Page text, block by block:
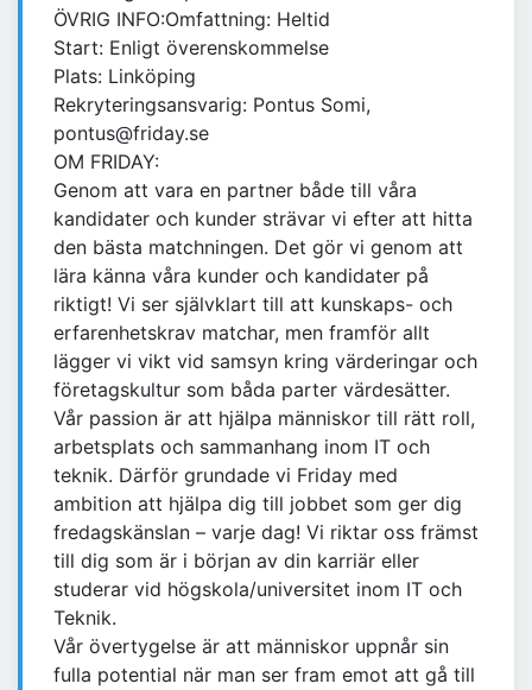
ÖVRIG INFO:Omfattning: Heltid
Start: Enligt överenskommelse
Plats: Linköping
Rekryteringsansvarig: Pontus Somi,
pontus@friday.se
OM FRIDAY:
Genom att vara en partner både till våra
kandidater och kunder strävar vi efter att hitta
den bästa matchningen. Det gör vi genom att
lära känna våra kunder och kandidater på
riktigt! Vi ser självklart till att kunskaps- och
erfarenhetskrav matchar, men framför allt
lägger vi vikt vid samsyn kring värderingar och
företagskultur som båda parter värdesätter.
Vår passion är att hjälpa människor till rätt roll,
arbetsplats och sammanhang inom IT och
teknik. Därför grundade vi Friday med
ambition att hjälpa dig till jobbet som ger dig
fredagskänslan – varje dag! Vi riktar oss främst
till dig som är i början av din karriär eller
studerar vid högskola/universitet inom IT och
Teknik.
Vår övertygelse är att människor uppnår sin
fulla potential när man ser fram emot att gå till